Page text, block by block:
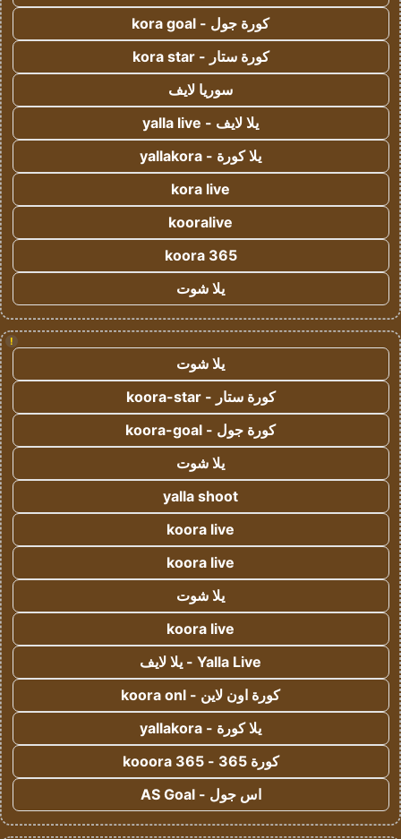
كورة جول - kora goal
كورة ستار - kora star
سوريا لايف
يلا لايف - yalla live
يلا كورة - yallakora
kora live
kooralive
koora 365
يلا شوت
!
يلا شوت
كورة ستار - koora-star
كورة جول - koora-goal
يلا شوت
yalla shoot
koora live
koora live
يلا شوت
koora live
Yalla Live - يلا لايف
كورة اون لاين - koora onl
يلا كورة - yallakora
كورة 365 - kooora 365
اس جول - AS Goal